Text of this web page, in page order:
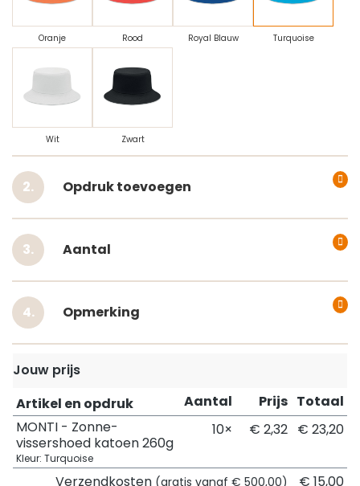
Oranje Rood Royal Blauw Turquoise
Wit Zwart
Opdruk toevoegen
Aantal
Opmerking
Jouw prijs
Artikel en opdruk
Aantal Prijs Totaal
MONTI - Zonne-
vissershoed katoen 260g
Kleur: Turquoise
10× € 2,32 € 23,20
Verzendkosten (gratis vanaf € 500,00) € 15,00